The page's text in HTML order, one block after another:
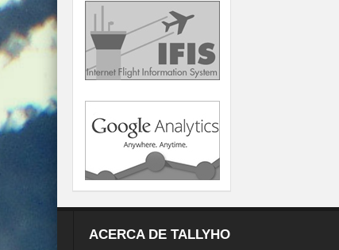
ACERCA DE TALLYHO